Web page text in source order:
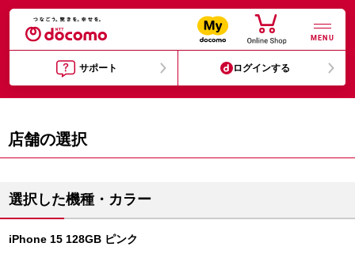
MENU
サポート ログインする
店舗の選択
選択した機種・カラー
iPhone 15 128GB ピンク